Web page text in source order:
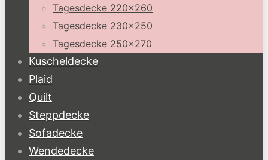
Tagesdecke 220×260
Tagesdecke 230×250
Tagesdecke 250×270
Kuscheldecke
Plaid
Quilt
Steppdecke
Sofadecke
Wendedecke